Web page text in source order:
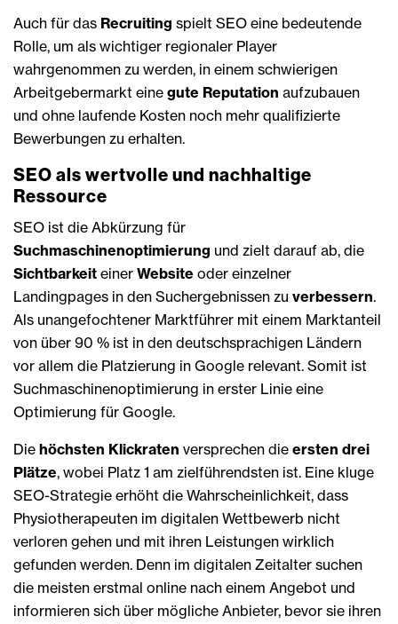
Auch für das Recruiting spielt SEO eine bedeutende
Rolle, um als wichtiger regionaler Player
wahrgenommen zu werden, in einem schwierigen
Arbeitgebermarkt eine gute Reputation aufzubauen
und ohne laufende Kosten noch mehr qualifizierte
Bewerbungen zu erhalten.
SEO als wertvolle und nachhaltige
Ressource
SEO ist die Abkürzung für
Suchmaschinenoptimierung und zielt darauf ab, die
Sichtbarkeit einer Website oder einzelner
Landingpages in den Suchergebnissen zu verbessern.
Als unangefochtener Marktführer mit einem Marktanteil
von über 90 % ist in den deutschsprachigen Ländern
vor allem die Platzierung in Google relevant. Somit ist
Suchmaschinenoptimierung in erster Linie eine
Optimierung für Google.
Die höchsten Klickraten versprechen die ersten drei
Plätze, wobei Platz 1 am zielführendsten ist. Eine kluge
SEO-Strategie erhöht die Wahrscheinlichkeit, dass
Physiotherapeuten im digitalen Wettbewerb nicht
verloren gehen und mit ihren Leistungen wirklich
gefunden werden. Denn im digitalen Zeitalter suchen
die meisten erstmal online nach einem Angebot und
informieren sich über mögliche Anbieter, bevor sie ihren